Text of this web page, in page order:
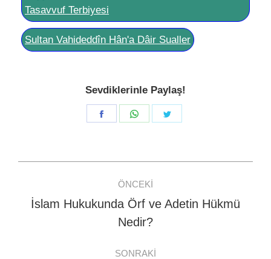
Tasavvuf Terbiyesi
Sultan Vahideddîn Hân'a Dâir Sualler
Sevdiklerinle Paylaş!
Share
Share
navigation
ÖNCEKI
Previous
post:
İslam Hukukunda Örf ve Adetin Hükmü
Nedir?
SONRAKI